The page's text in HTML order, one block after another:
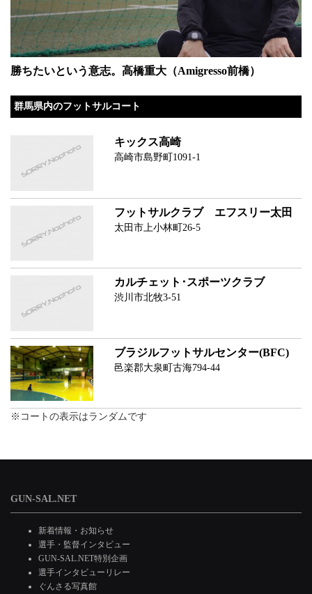
勝ちたいという意志。高橋重大（Amigresso前橋）
群馬県内のフットサルコート
キックス高崎
高崎市島野町1091-1
フットサルクラブ エフスリー太田
太田市上小林町26-5
カルチェット･スポーツクラブ
渋川市北牧3-51
ブラジルフットサルセンター(BFC)
邑楽郡大泉町古海794-44
※コートの表示はランダムです
GUN-SAL.NET
新着情報・お知らせ
選手・監督インタビュー
GUN-SAL.NET特別企画
選手インタビューリレー
ぐんさる写真館